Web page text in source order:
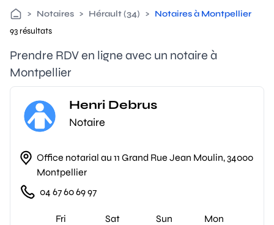
> Notaires > Hérault (34) > Notaires à Montpellier
93 résultats
Prendre RDV en ligne avec un notaire à
Montpellier
Henri Debrus
Notaire
Office notarial au 11 Grand Rue Jean Moulin, 34000
Montpellier
04 67 60 69 97
Fri
Sat
Sun
Mon